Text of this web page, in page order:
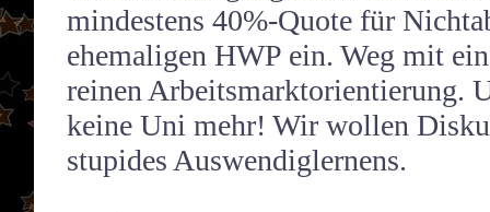
mindestens 40%-Quote für
ehemaligen HWP ein. Weg mit
reinen Arbeitsmarktorientierung.
keine Uni mehr! Wir wollen
stupides Auswendiglernens.